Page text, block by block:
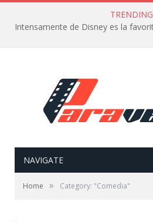
TRENDING
NAVIGATE
Home » Category: "Comedia"